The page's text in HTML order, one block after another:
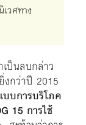
วศทาง
ป็นลบกล่าว
งกว่าปี 2015
บการบริโภค
15 การใช้